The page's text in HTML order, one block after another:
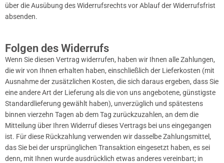
über die Ausübung des Widerrufsrechts vor Ablauf der Widerrufsfrist
absenden.
Folgen des Widerrufs
Wenn Sie diesen Vertrag widerrufen, haben wir Ihnen alle Zahlungen,
die wir von Ihnen erhalten haben, einschließlich der Lieferkosten (mit
Ausnahme der zusätzlichen Kosten, die sich daraus ergeben, dass Sie
eine andere Art der Lieferung als die von uns angebotene, günstigste
Standardlieferung gewählt haben), unverzüglich und spätestens
binnen vierzehn Tagen ab dem Tag zurückzuzahlen, an dem die
Mitteilung über Ihren Widerruf dieses Vertrags bei uns eingegangen
ist. Für diese Rückzahlung verwenden wir dasselbe Zahlungsmittel,
das Sie bei der ursprünglichen Transaktion eingesetzt haben, es sei
denn, mit Ihnen wurde ausdrücklich etwas anderes vereinbart; in